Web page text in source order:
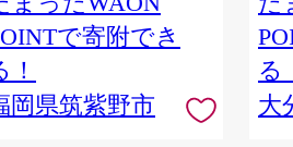
ダシ
で寄附でき
！
岡県筑紫野市
る
大